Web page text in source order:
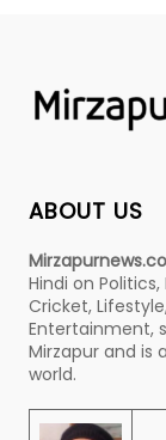
ABOUT US
Hindi on Politics,
Cricket,
Entertainment,
Mirzapur and is
world.